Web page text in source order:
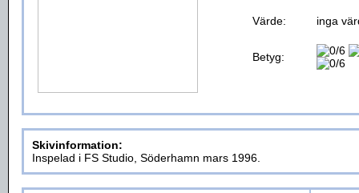
Värde: inga
Betyg:
Skivinformation:
Inspelad i FS Studio, Söderhamn mars 1996.